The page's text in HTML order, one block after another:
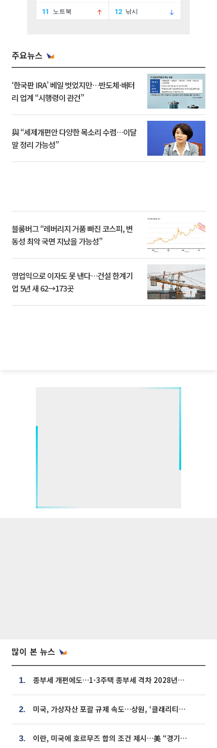
주요뉴스
‘한국판 IRA’ 베일 벗었지만…반도체·배터
리 업계 “시행령이 관건”
與 “세제개편안 다양한 목소리 수렴…이달
말 정리 가능성”
블룸버그 “레버리지 거품 빠진 코스피, 변
동성 최악 국면 지났을 가능성”
영업익으로 이자도 못 낸다…건설 한계기
업 5년 새 62→173곳
많이 본 뉴스
1. 종부세 개편에도…1·3주택 종부세 격차 2028년부터 확대
2. 미국, 가상자산 포괄 규제 속도…상원, ‘클래리티법’ 9월 절차투표 추진
3. 이란, 미국에 호르무즈 합의 조건 제시…美 “경기 아직 안 끝나” [종합]